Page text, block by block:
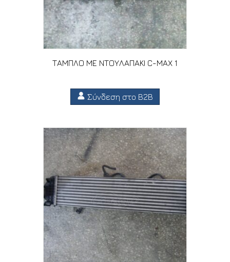
ΤΑΜΠΛΟ ΜΕ ΝΤΟΥΛΑΠΑΚΙ C-MAX 1
Σύνδεση στο B2B